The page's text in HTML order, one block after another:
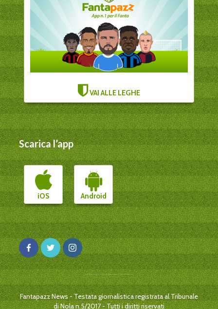
VAI ALLE LEGHE
Scarica l’app
iOS Android
Fantapazz News - Testata giornalistica registrata al Tribunale
di Nola n.5/2017 - Tutti i diritti riservati